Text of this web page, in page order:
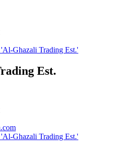
Ghazali Trading Est.'
Est.
Ghazali Trading Est.'